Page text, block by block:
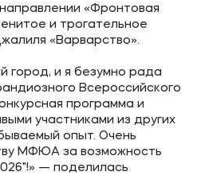
образование«Фронтовая
и трогательное
«Варварство».
город, и я безумно рада
Всероссийского
программа и
участниками из других
опыт. Очень
МФЮА за возможность
— поделилась